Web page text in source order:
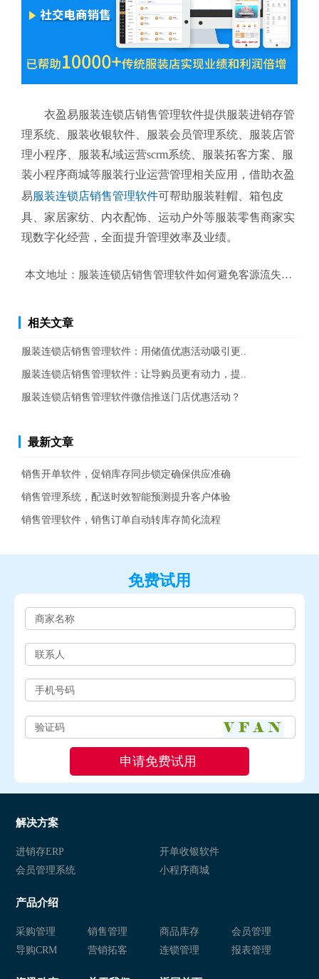
衣盈易服装连锁店销售管理软件提供服装进销存管
理系统、服装收银软件、服装会员管理系统、服装店管
理小程序、服装私域运营scrm系统、服装拓客方案、服
装小程序商城等服装行业运营管理相关应用，借助衣盈
易服装连锁店销售管理软件可帮助服装鞋帽、箱包皮
具、家居家纺、内衣配饰、运动户外等服装零售商家实
现数字化经营，全面提升管理效率及业绩。
本文地址： 服装连锁店销售管理软件如何避免客源流失？服装
相关文章
服装连锁店销售管理软件：用储值优惠活动吸引更..
服装连锁店销售管理软件：让导购员更有动力，提..
服装连锁店销售管理软件微信推送门店优惠活动？
最新文章
销售开单软件，促销库存同步锁定确保供应准确
销售管理系统，配送时效智能预测提升客户体验
销售管理软件，销售订单自动转库存简化流程
免费试用
解决方案
进销存ERP
开单收银软件
会员管理系统
小程序商城
产品介绍
采购管理 销售管理 商品库存
会员管理
导购CRM
营销拓客 连锁管理 报表管理